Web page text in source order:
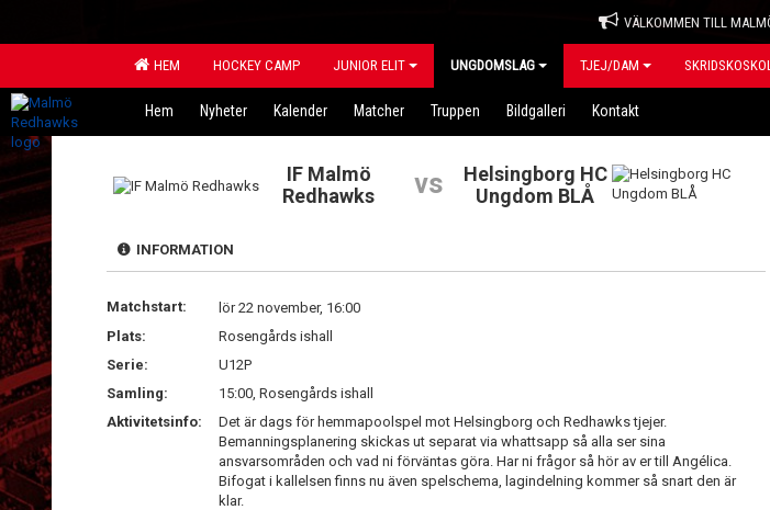
VÄLKOMMEN TILL
HEM HOCKEY CAMP JUNIOR ELIT UNGDOMSLAG TJEJ/DAM
Hem Nyheter Kalender Matcher Truppen Bildgalleri Kontakt
IF Malmö
Redhawks
vs
Helsingborg HC
Ungdom BLÅ
INFORMATION
Matchstart:
lör 22 november, 16:00
Plats:
Rosengårds ishall
Serie:
U12P
Samling:
15:00, Rosengårds ishall
Aktivitetsinfo:
Det är dags för hemmapoolspel mot Helsingborg och Redhawks tjejer.
Bemanningsplanering skickas ut separat via whattsapp så alla ser sina
ansvarsområden och vad ni förväntas göra. Har ni frågor så hör av er till Angélica.
Bifogat i kallelsen finns nu även spelschema, lagindelning kommer så snart den är
klar.